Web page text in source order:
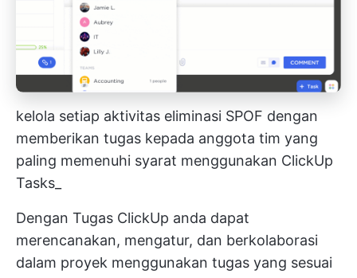
kelola setiap aktivitas eliminasi SPOF dengan
memberikan tugas kepada anggota tim yang
paling memenuhi syarat menggunakan ClickUp
Tasks_
Dengan Tugas ClickUp anda dapat
merencanakan, mengatur, dan berkolaborasi
dalam proyek menggunakan tugas yang sesuai